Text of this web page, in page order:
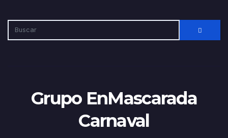
Grupo EnMascarada
Carnaval